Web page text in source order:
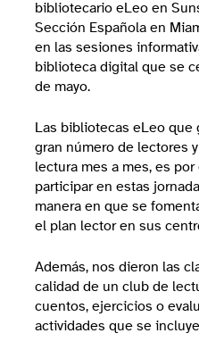
bibliotecario eLeo en
Sección Española en
en las sesiones
biblioteca digital que se
de mayo.
Las bibliotecas eLeo que
gran número de lectores
lectura mes a mes, es
participar en estas
manera en que se
el plan lector en sus
Además, nos dieron las
calidad de un club de
cuentos, ejercicios o
actividades que se